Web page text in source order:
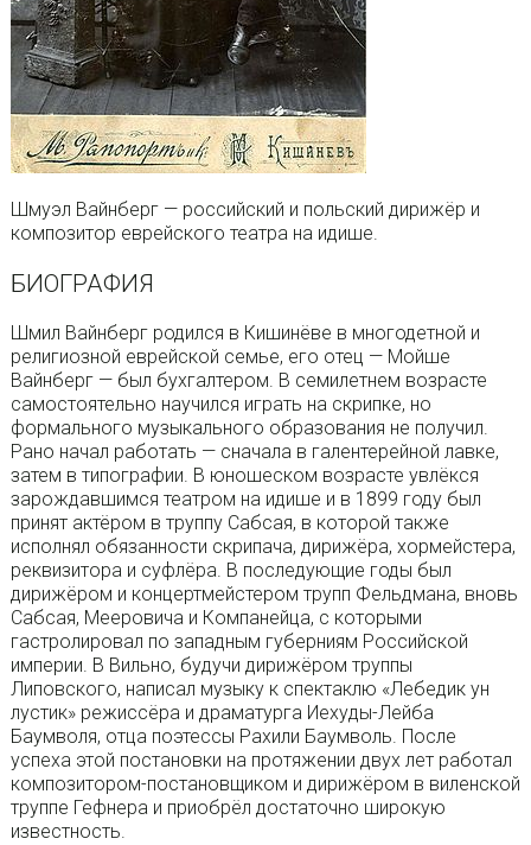
Шмуэл Вайнберг — российский и польский дирижёр и
композитор еврейского театра на идише.
БИОГРАФИЯ
Шмил Вайнберг родился в Кишинёве в многодетной и
религиозной еврейской семье, его отец — Мойше
Вайнберг — был бухгалтером. В семилетнем возрасте
самостоятельно научился играть на скрипке, но
формального музыкального образования не получил.
Рано начал работать — сначала в галентерейной лавке,
затем в типографии. В юношеском возрасте увлёкся
зарождавшимся театром на идише и в 1899 году был
принят актёром в труппу Сабсая, в которой также
исполнял обязанности скрипача, дирижёра, хормейстера,
реквизитора и суфлёра. В последующие годы был
дирижёром и концертмейстером трупп Фельдмана, вновь
Сабсая, Мееровича и Компанейца, с которыми
гастролировал по западным губерниям Российской
империи. В Вильно, будучи дирижёром труппы
Липовского, написал музыку к спектаклю «Лебедик ун
лустик» режиссёра и драматурга Иехуды-Лейба
Баумволя, отца поэтессы Рахили Баумволь. После
успеха этой постановки на протяжении двух лет работал
композитором-постановщиком и дирижёром в виленской
труппе Гефнера и приобрёл достаточно широкую
известность.